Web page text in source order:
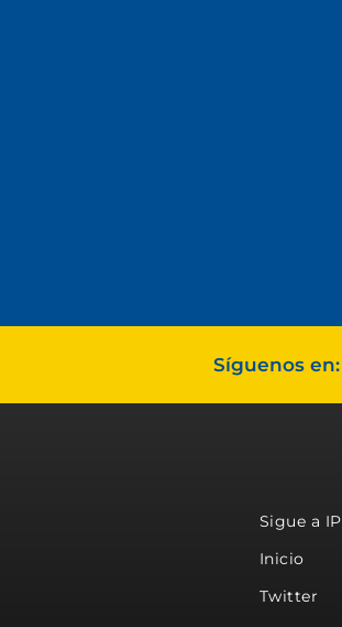
Síguenos en:
Sigue a
Inicio
Twitter